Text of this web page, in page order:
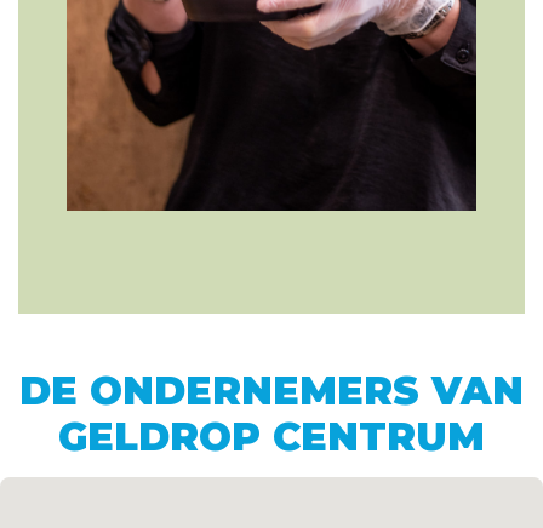
DE ONDERNEMERS VAN
GELDROP CENTRUM